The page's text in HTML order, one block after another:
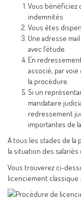
Vous bénéficiez
indemnités.
Vous êtes
Une adresse
avec l’étude.
En
associé, par
la procédure.
Si un
mandataire
redressement
importantes de
A tous les stades de la
la situation des salariés
Vous trouverez ci-
licenciement classique :